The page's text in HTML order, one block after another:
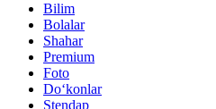
Bilim
Bolalar
Shahar
Premium
Foto
Do‘konlar
Stendap